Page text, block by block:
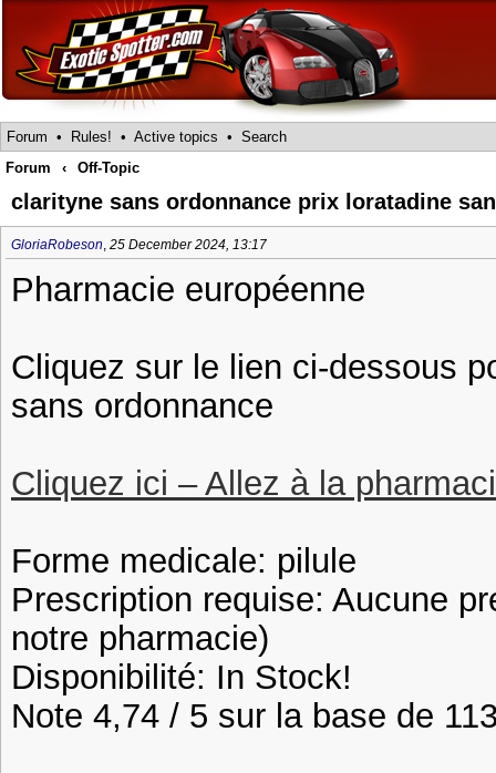
Forum • Rules! • Active topics • Search
Forum
‹ Off-Topic
clarityne sans ordonnance prix loratadine
GloriaRobeson, 25 December 2024, 13:17
Pharmacie européenne
Cliquez sur le lien ci-dessous
sans ordonnance
Cliquez ici – Allez à la
Forme medicale: pilule
Prescription requise: Aucune
notre pharmacie)
Disponibilité: In Stock!
Note 4,74 / 5 sur la base de